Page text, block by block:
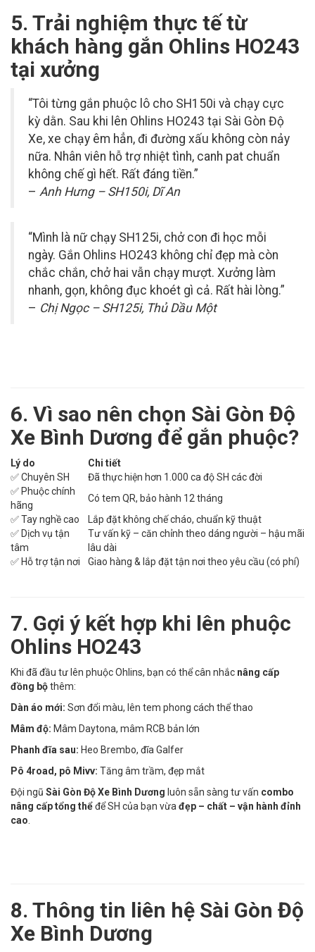
5. Trải nghiệm thực tế từ
khách hàng gắn Ohlins HO243
tại xưởng
“Tôi từng gắn phuộc lô cho SH150i và chạy cực
kỳ dằn. Sau khi lên Ohlins HO243 tại Sài Gòn Độ
Xe, xe chạy êm hẳn, đi đường xấu không còn nảy
nữa. Nhân viên hỗ trợ nhiệt tình, canh pat chuẩn
không chế gì hết. Rất đáng tiền.”
– Anh Hưng – SH150i, Dĩ An
“Mình là nữ chạy SH125i, chở con đi học mỗi
ngày. Gắn Ohlins HO243 không chỉ đẹp mà còn
chắc chắn, chở hai vẫn chạy mượt. Xưởng làm
nhanh, gọn, không đục khoét gì cả. Rất hài lòng.”
– Chị Ngọc – SH125i, Thủ Dầu Một
6. Vì sao nên chọn Sài Gòn Độ
Xe Bình Dương để gắn phuộc?
Lý do
Chi tiết
✅ Chuyên SH
Đã thực hiện hơn 1.000 ca độ SH các đời
✅ Phuộc chính
hãng
Có tem QR, bảo hành 12 tháng
✅ Tay nghề cao
Lắp đặt không chế cháo, chuẩn kỹ thuật
✅ Dịch vụ tận
tâm
Tư vấn kỹ – căn chỉnh theo dáng người – hậu mãi
lâu dài
✅ Hỗ trợ tận nơi
Giao hàng & lắp đặt tận nơi theo yêu cầu (có phí)
7. Gợi ý kết hợp khi lên phuộc
Ohlins HO243
Khi đã đầu tư lên phuộc Ohlins, bạn có thể cân nhắc nâng cấp
đồng bộthêm:
Dàn áo mới: Sơn đổi màu, lên tem phong cách thể thao
Mâm độ: Mâm Daytona, mâm RCB bản lớn
Phanh đĩa sau: Heo Brembo, đĩa Galfer
Pô 4road, pô Mivv: Tăng âm trầm, đẹp mắt
Đội ngũ Sài Gòn Độ Xe Bình Dương luôn sẵn sàng tư vấn combo
nâng cấp tổng thểđể SH của bạn vừa đẹp – chất – vận hành đỉnh
cao
8. Thông tin liên hệ Sài Gòn Độ
Xe Bình Dương